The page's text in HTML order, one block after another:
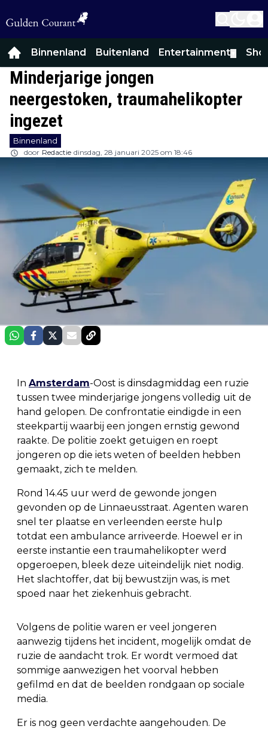
Binnenland Buitenland Entertainment
Minderjarige jongen
neergestoken, traumahelikopter
ingezet
Binnenland
door Redactie dinsdag, 28 januari 2025 om 18:46
In Amsterdam-Oost is dinsdagmiddag een ruzie
tussen twee minderjarige jongens volledig uit de
hand gelopen. De confrontatie eindigde in een
steekpartij waarbij een jongen ernstig gewond
raakte. De politie zoekt getuigen en roept
jongeren op die iets weten of beelden hebben
gemaakt, zich te melden.
Rond 14.45 uur werd de gewonde jongen
gevonden op de Linnaeusstraat. Agenten waren
snel ter plaatse en verleenden eerste hulp
totdat een ambulance arriveerde. Hoewel er in
eerste instantie een traumahelikopter werd
opgeroepen, bleek deze uiteindelijk niet nodig.
Het slachtoffer, dat bij bewustzijn was, is met
spoed naar het ziekenhuis gebracht.
Volgens de politie waren er veel jongeren
aanwezig tijdens het incident, mogelijk omdat de
ruzie de aandacht trok. Er wordt vermoed dat
sommige aanwezigen het voorval hebben
gefilmd en dat de beelden rondgaan op sociale
media.
Er is nog geen verdachte aangehouden. De